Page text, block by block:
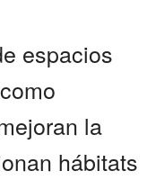
espacios
la
hábitats